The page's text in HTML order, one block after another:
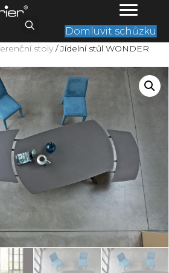
Domluvit schůzku
stoly / Jídelní stůl WONDER